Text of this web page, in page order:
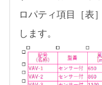
ロパティ項目［表
します。